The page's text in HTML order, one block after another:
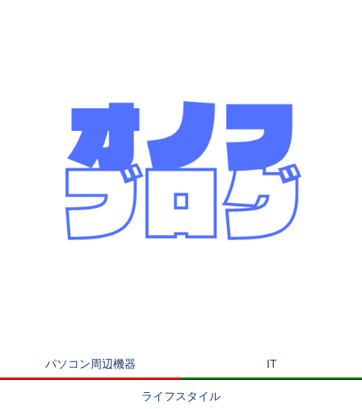
パソコン周辺機器 IT
ライフスタイル